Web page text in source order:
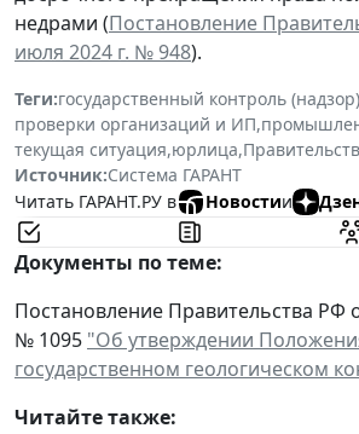
недрами (Постановление
июля 2024 г. № 948).
Теги:государственный контроль (надзор)
проверки организаций и ИП,
текущая ситуация,юрлица,
Источник:Система ГАРАНТ
Читать ГАРАНТ.РУ в
Новостии
Документы по теме:
Постановление Правительства РФ
№ 1095 "Об утверждении
государственном геологическом
Читайте также: